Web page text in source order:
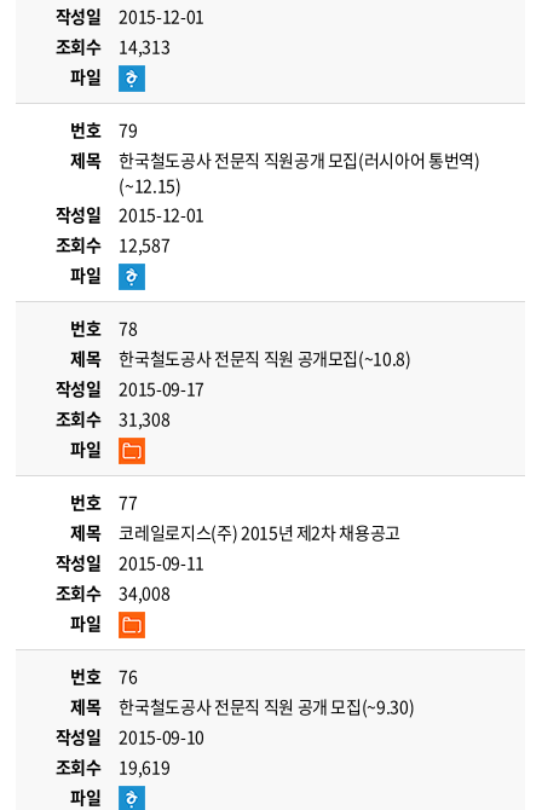
작성일
2015-12-01
조회수
14,313
파일
번호
79
제목
한국철도공사 전문직 직원공개 모집(러시아어 통번역)
(~12.15)
작성일
2015-12-01
조회수
12,587
파일
번호
78
제목
한국철도공사 전문직 직원 공개모집(~10.8)
작성일
2015-09-17
조회수
31,308
파일
번호
77
제목
코레일로지스(주) 2015년 제2차 채용공고
작성일
2015-09-11
조회수
34,008
파일
번호
76
제목
한국철도공사 전문직 직원 공개 모집(~9.30)
작성일
2015-09-10
조회수
19,619
파일